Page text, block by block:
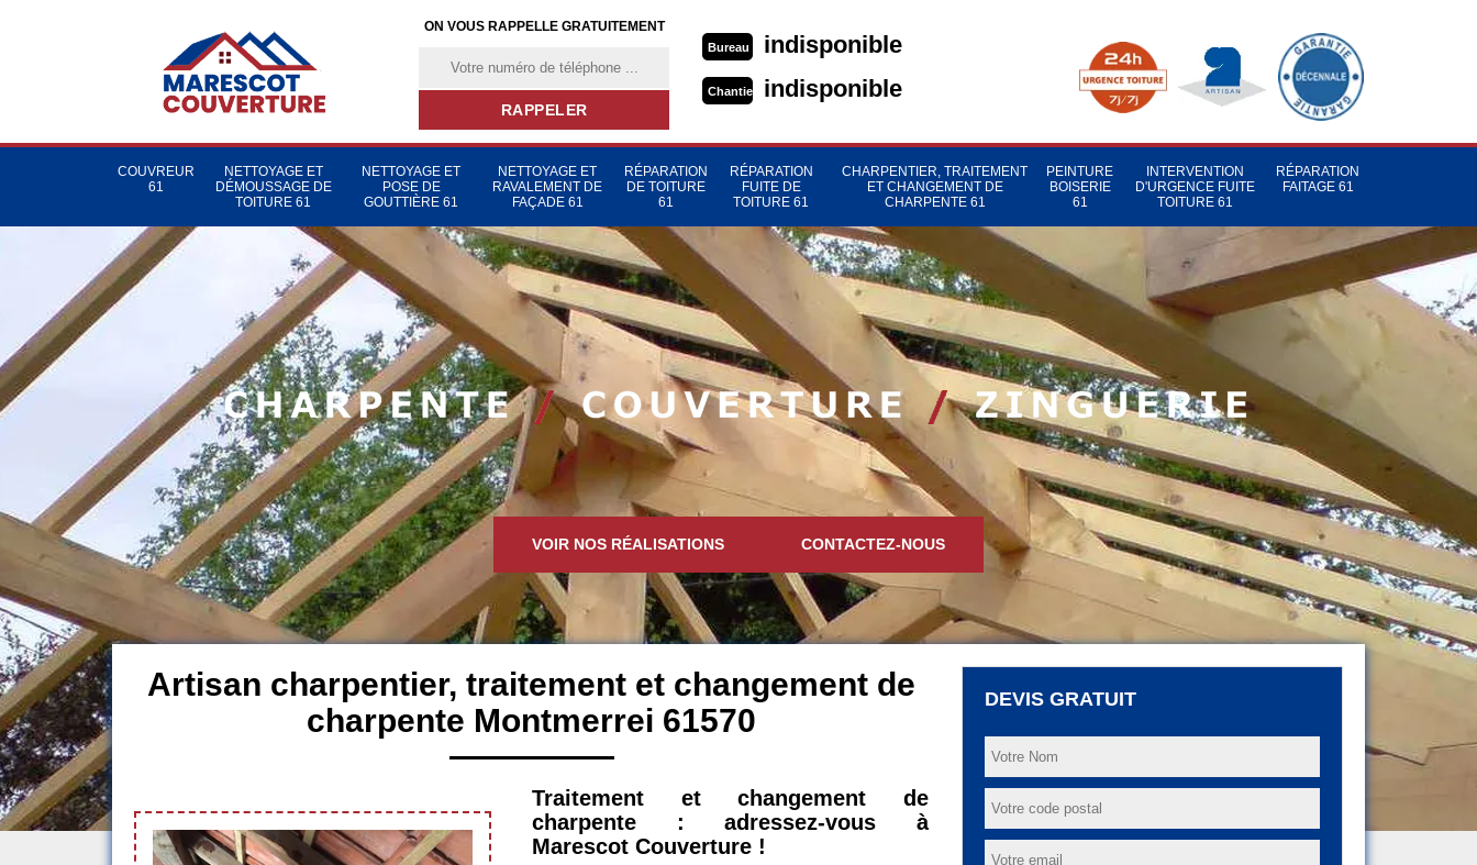
ON VOUS RAPPELLE GRATUITEMENT
Bureau indisponible
Chantier indisponible
COUVREUR
61
NETTOYAGE ET
DÉMOUSSAGE DE
TOITURE 61
NETTOYAGE ET
POSE DE
GOUTTIÈRE 61
NETTOYAGE ET
RAVALEMENT DE
FAÇADE 61
RÉPARATION
DE TOITURE
61
RÉPARATION
FUITE DE
TOITURE 61
CHARPENTIER, TRAITEMENT
ET CHANGEMENT DE
CHARPENTE 61
PEINTURE
BOISERIE
61
INTERVENTION
D'URGENCE FUITE
TOITURE 61
RÉPARATION
FAITAGE 61
VOIR NOS RÉALISATIONS CONTACTEZ-NOUS
Artisan charpentier, traitement et changement de
charpente Montmerrei 61570
Traitement et changement de
charpente : adressez-vous à
Marescot Couverture !
DEVIS GRATUIT